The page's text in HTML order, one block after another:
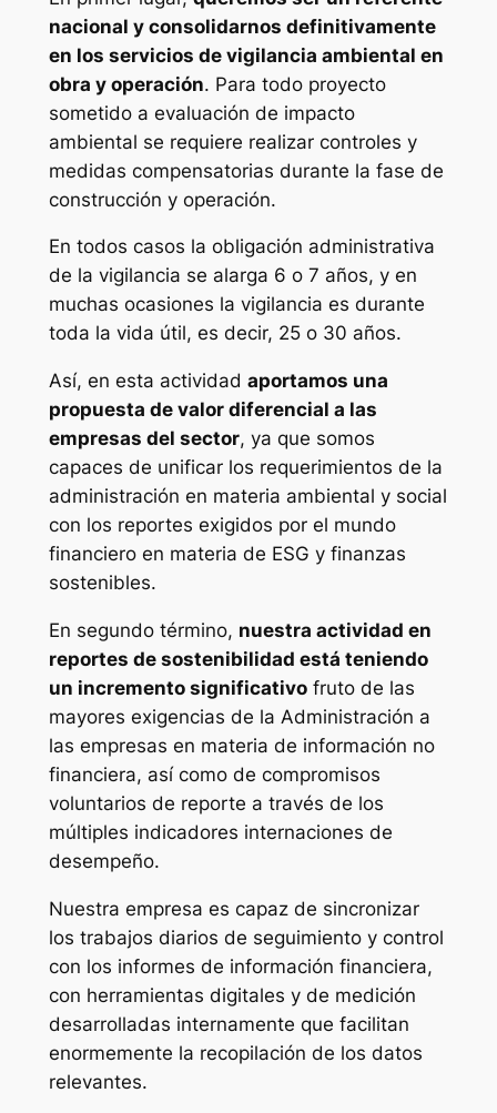
nacional y consolidarnos definitivamente
en los servicios de vigilancia ambiental en
obra y operación. Para todo proyecto
sometido a evaluación de impacto
ambiental se requiere realizar controles y
medidas compensatorias durante la fase de
construcción y operación.
En todos casos la obligación administrativa
de la vigilancia se alarga 6 o 7 años, y en
muchas ocasiones la vigilancia es durante
toda la vida útil, es decir, 25 o 30 años.
Así, en esta actividad aportamos una
propuesta de valor diferencial a las
empresas del sector, ya que somos
capaces de unificar los requerimientos de la
administración en materia ambiental y social
con los reportes exigidos por el mundo
financiero en materia de ESG y finanzas
sostenibles.
En segundo término, nuestra actividad en
reportes de sostenibilidad está teniendo
un incremento significativofruto de las
mayores exigencias de la Administración a
las empresas en materia de información no
financiera, así como de compromisos
voluntarios de reporte a través de los
múltiples indicadores internaciones de
desempeño.
Nuestra empresa es capaz de sincronizar
los trabajos diarios de seguimiento y control
con los informes de información financiera,
con herramientas digitales y de medición
desarrolladas internamente que facilitan
enormemente la recopilación de los datos
relevantes.